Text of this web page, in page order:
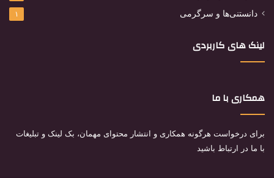
دانستنی‌ها و سرگرمی ۱
لینک های کاربردی
همکاری با ما
برای درخواست هرگونه همکاری و انتشار محتوای مهمان، بک لینک و تبلیغات
با ما در ارتباط باشید